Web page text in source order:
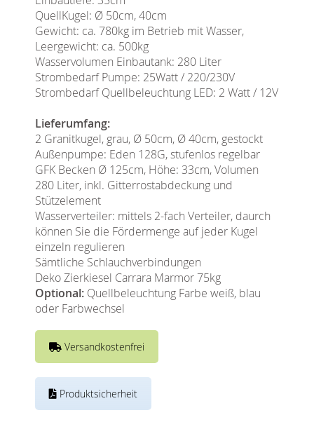
QuellKugel: Ø 50cm, 40cm
Gewicht: ca. 780kg im Betrieb mit Wasser,
Leergewicht: ca. 500kg
Wasservolumen Einbautank: 280 Liter
Strombedarf Pumpe: 25Watt / 220/230V
Strombedarf Quellbeleuchtung LED: 2 Watt / 12V
Lieferumfang:
2 Granitkugel, grau, Ø 50cm, Ø 40cm, gestockt
Außenpumpe: Eden 128G, stufenlos regelbar
GFK Becken Ø 125cm, Höhe: 33cm, Volumen
280 Liter, inkl. Gitterrostabdeckung und
Stützelement
Wasserverteiler: mittels 2-fach Verteiler, daurch
können Sie die Fördermenge auf jeder Kugel
einzeln regulieren
Sämtliche Schlauchverbindungen
Deko Zierkiesel Carrara Marmor 75kg
Optional: Quellbeleuchtung Farbe weiß, blau
oder Farbwechsel
Versandkostenfrei
Produktsicherheit